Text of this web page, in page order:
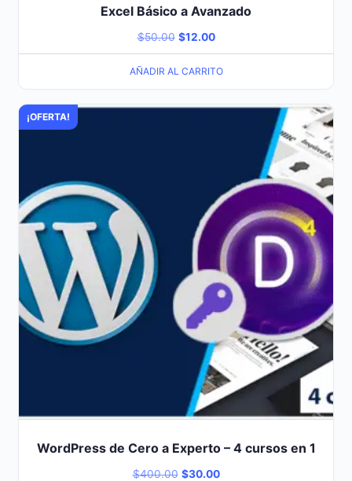
Excel Básico a Avanzado
$50.00 Original
price
was:
$12.00Current
price
is:
AÑADIR AL CARRITO
¡OFERTA!
WordPress de Cero a Experto – 4 cursos en 1
$400.00 Original
$30.00Current